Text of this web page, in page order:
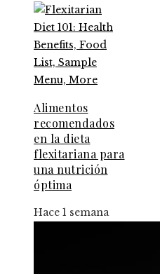
Alimentos
recomendados
en la dieta
flexitariana para
una nutrición
óptima
Hace 1 semana